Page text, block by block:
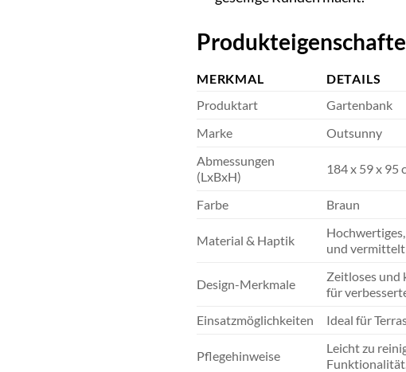
MERKMAL
DETAILS
Produktart
Gartenbank
Marke
Outsunny
Abmessungen
(LxBxH)
184 x 59 x 95
Farbe Braun
Material & Haptik
und vermittelt
Design-Merkmale
Zeitloses und
für
Einsatzmöglichkeiten
Ideal für
Pflegehinweise
Leicht zu